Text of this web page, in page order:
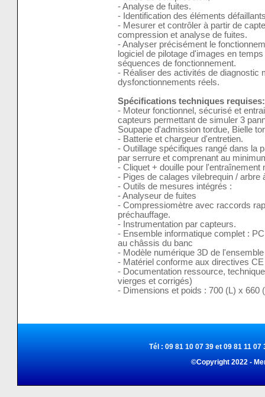
- Analyse de fuites.
- Identification des éléments
- Mesurer et contrôler à partir de
compression et analyse de fuites.
- Analyser précisément le
logiciel de pilotage d'images en
séquences de fonctionnement.
- Réaliser des activités de diagnostic
dysfonctionnements réels.
Spécifications techniques requises:
- Moteur fonctionnel, sécurisé et
capteurs permettant de simuler 3
Soupape d'admission tordue, Bielle
- Batterie et chargeur d'entretien.
- Outillage spécifiques rangé dans la
par serrure et comprenant au
- Cliquet + douille pour l'entraînement
- Piges de calages vilebrequin / arbre
- Outils de mesures intégrés :
- Analyseur de fuites
- Compressiomètre avec raccords
préchauffage.
- Instrumentation par capteurs.
- Ensemble informatique complet :
au châssis du banc
- Modèle numérique 3D de
- Matériel conforme aux directives CE
- Documentation ressource,
vierges et corrigés)
- Dimensions et poids : 700 (L) x 660
Tél : 09 81 10 07 39 et 09 81 11
©Copyright 2022 -